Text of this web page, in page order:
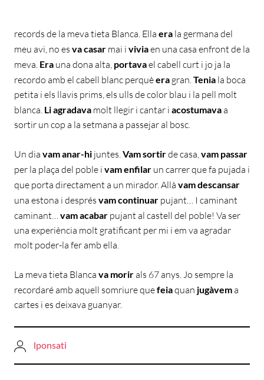
records de la meva tieta Blanca. Ella era la germana del
meu avi, no es va casar mai i viviaen una casa enfront de la
meva. Era una dona alta, portavael cabell curt i jo ja la
recordo amb el cabell blanc perquèera gran.Tenia la boca
petita i els llavis prims, els ulls de color blau i la pell molt
blanca. Liagradava molt llegir i cantar i acostumavaa
sortir un cop a la setmana a passejar al bosc.
Un dia vam anar-hi juntes.Vam sortirde casa,vam passar
per la plaça del poble i vam enfilar un carrer que fa pujada i
que porta directament a un mirador. Allà vam descansar
una estona i després vam continuar pujant… I caminant
caminant… vam acabar pujant al castell del poble! Va ser
una experiència molt gratificant per mi i em va agradar
molt poder-la fer amb ella.
La meva tieta Blanca va morirals 67 anys. Jo sempre la
recordaré amb aquell somriure quefeiaquan jugàvema
cartes i es deixava guanyar.
lponsati